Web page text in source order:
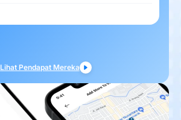
Lihat Pendapat Mereka